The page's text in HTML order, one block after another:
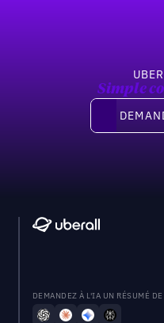
Simple
Demandez
DEMANDEZ À L'IA UN RÉSUMÉ